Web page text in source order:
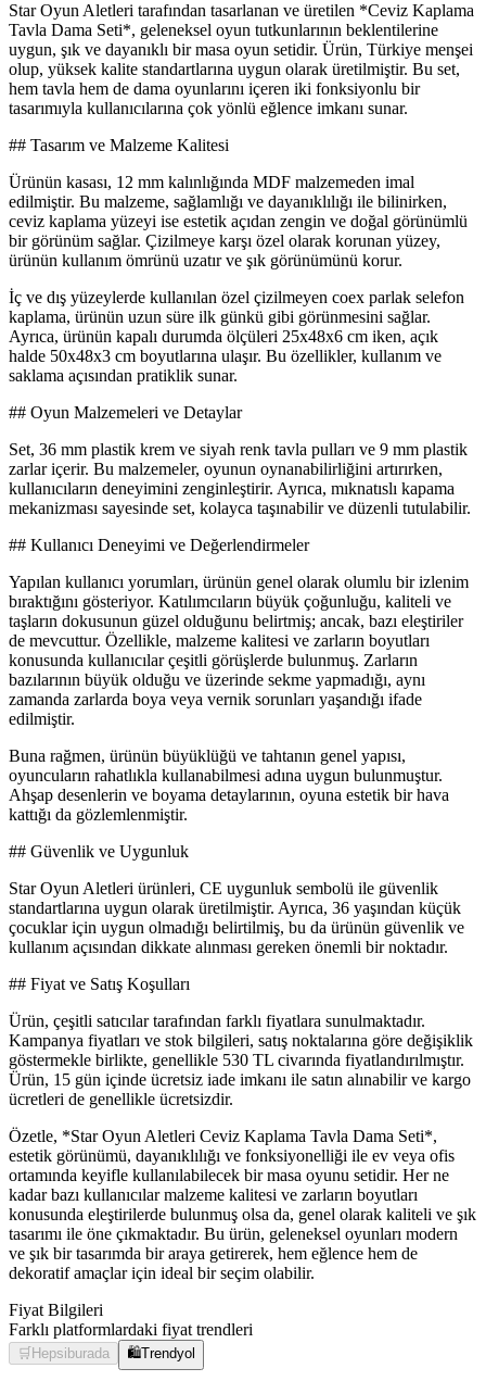
Star Oyun Aletleri tarafından tasarlanan ve üretilen *Ceviz Kaplama
Tavla Dama Seti*, geleneksel oyun tutkunlarının beklentilerine
uygun, şık ve dayanıklı bir masa oyun setidir. Ürün, Türkiye menşei
olup, yüksek kalite standartlarına uygun olarak üretilmiştir. Bu set,
hem tavla hem de dama oyunlarını içeren iki fonksiyonlu bir
tasarımıyla kullanıcılarına çok yönlü eğlence imkanı sunar.
## Tasarım ve Malzeme Kalitesi
Ürünün kasası, 12 mm kalınlığında MDF malzemeden imal
edilmiştir. Bu malzeme, sağlamlığı ve dayanıklılığı ile bilinirken,
ceviz kaplama yüzeyi ise estetik açıdan zengin ve doğal görünümlü
bir görünüm sağlar. Çizilmeye karşı özel olarak korunan yüzey,
ürünün kullanım ömrünü uzatır ve şık görünümünü korur.
İç ve dış yüzeylerde kullanılan özel çizilmeyen coex parlak selefon
kaplama, ürünün uzun süre ilk günkü gibi görünmesini sağlar.
Ayrıca, ürünün kapalı durumda ölçüleri 25x48x6 cm iken, açık
halde 50x48x3 cm boyutlarına ulaşır. Bu özellikler, kullanım ve
saklama açısından pratiklik sunar.
## Oyun Malzemeleri ve Detaylar
Set, 36 mm plastik krem ve siyah renk tavla pulları ve 9 mm plastik
zarlar içerir. Bu malzemeler, oyunun oynanabilirliğini artırırken,
kullanıcıların deneyimini zenginleştirir. Ayrıca, mıknatıslı kapama
mekanizması sayesinde set, kolayca taşınabilir ve düzenli tutulabilir.
## Kullanıcı Deneyimi ve Değerlendirmeler
Yapılan kullanıcı yorumları, ürünün genel olarak olumlu bir izlenim
bıraktığını gösteriyor. Katılımcıların büyük çoğunluğu, kaliteli ve
taşların dokusunun güzel olduğunu belirtmiş; ancak, bazı eleştiriler
de mevcuttur. Özellikle, malzeme kalitesi ve zarların boyutları
konusunda kullanıcılar çeşitli görüşlerde bulunmuş. Zarların
bazılarının büyük olduğu ve üzerinde sekme yapmadığı, aynı
zamanda zarlarda boya veya vernik sorunları yaşandığı ifade
edilmiştir.
Buna rağmen, ürünün büyüklüğü ve tahtanın genel yapısı,
oyuncuların rahatlıkla kullanabilmesi adına uygun bulunmuştur.
Ahşap desenlerin ve boyama detaylarının, oyuna estetik bir hava
kattığı da gözlemlenmiştir.
## Güvenlik ve Uygunluk
Star Oyun Aletleri ürünleri, CE uygunluk sembolü ile güvenlik
standartlarına uygun olarak üretilmiştir. Ayrıca, 36 yaşından küçük
çocuklar için uygun olmadığı belirtilmiş, bu da ürünün güvenlik ve
kullanım açısından dikkate alınması gereken önemli bir noktadır.
## Fiyat ve Satış Koşulları
Ürün, çeşitli satıcılar tarafından farklı fiyatlara sunulmaktadır.
Kampanya fiyatları ve stok bilgileri, satış noktalarına göre değişiklik
göstermekle birlikte, genellikle 530 TL civarında fiyatlandırılmıştır.
Ürün, 15 gün içinde ücretsiz iade imkanı ile satın alınabilir ve kargo
ücretleri de genellikle ücretsizdir.
Özetle, *Star Oyun Aletleri Ceviz Kaplama Tavla Dama Seti*,
estetik görünümü, dayanıklılığı ve fonksiyonelliği ile ev veya ofis
ortamında keyifle kullanılabilecek bir masa oyunu setidir. Her ne
kadar bazı kullanıcılar malzeme kalitesi ve zarların boyutları
konusunda eleştirilerde bulunmuş olsa da, genel olarak kaliteli ve şık
tasarımı ile öne çıkmaktadır. Bu ürün, geleneksel oyunları modern
ve şık bir tasarımda bir araya getirerek, hem eğlence hem de
dekoratif amaçlar için ideal bir seçim olabilir.
Fiyat Bilgileri
Farklı platformlardaki fiyat trendleri
🛒 Hepsiburada 🛍️Trendyol